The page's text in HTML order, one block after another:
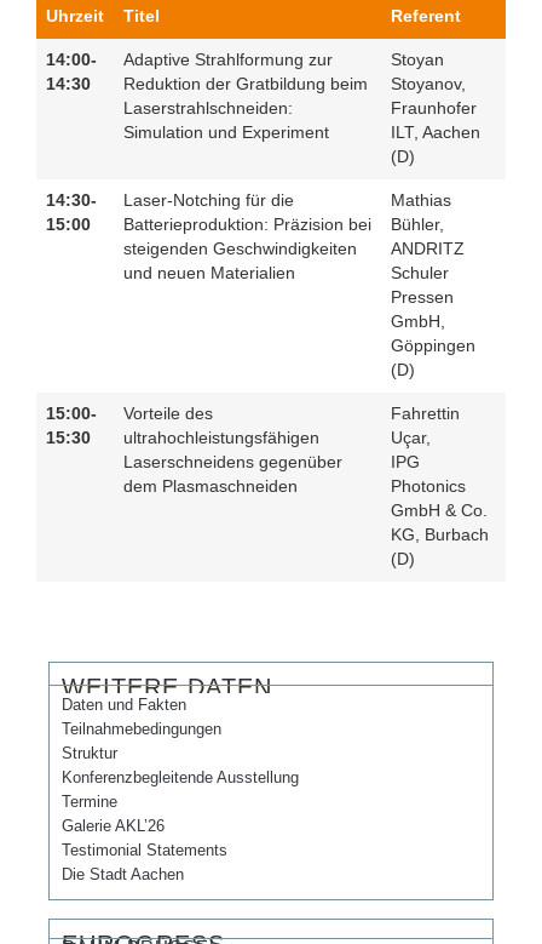
Uhrzeit Titel Referent
14:00-
14:30
Adaptive Strahlformung zur
Reduktion der Gratbildung beim
Laserstrahlschneiden:
Simulation und Experiment
Stoyan
Stoyanov,
Fraunhofer
ILT, Aachen
(D)
14:30-
15:00
Laser-Notching für die
Batterieproduktion: Präzision bei
steigenden Geschwindigkeiten
und neuen Materialien
Mathias
Bühler,
ANDRITZ
Schuler
Pressen
GmbH,
Göppingen
(D)
15:00-
15:30
Vorteile des
ultrahochleistungsfähigen
Laserschneidens gegenüber
dem Plasmaschneiden
Fahrettin
Uçar,
IPG
Photonics
GmbH & Co.
KG, Burbach
(D)
WEITERE DATEN
Daten und Fakten
Teilnahmebedingungen
Struktur
Konferenzbegleitende Ausstellung
Termine
Galerie AKL’26
Testimonial Statements
Die Stadt Aachen